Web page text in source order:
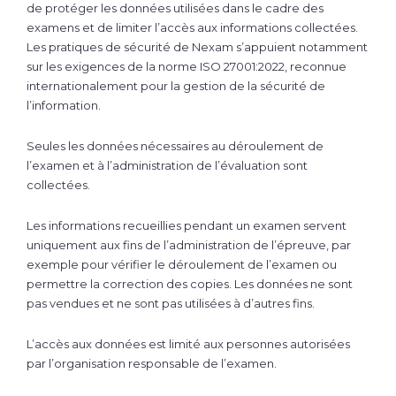
de protéger les données utilisées dans le cadre des
examens et de limiter l’accès aux informations collectées.
Les pratiques de sécurité de Nexam s’appuient notamment
sur les exigences de la norme ISO 27001:2022, reconnue
internationalement pour la gestion de la sécurité de
l’information.
Seules les données nécessaires au déroulement de
l’examen et à l’administration de l’évaluation sont
collectées.
Les informations recueillies pendant un examen servent
uniquement aux fins de l’administration de l’épreuve, par
exemple pour vérifier le déroulement de l’examen ou
permettre la correction des copies. Les données ne sont
pas vendues et ne sont pas utilisées à d’autres fins.
L’accès aux données est limité aux personnes autorisées
par l’organisation responsable de l’examen.